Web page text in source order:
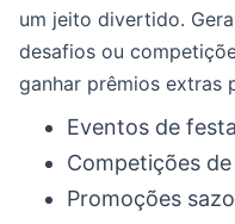
um jeito divertido.
desafios ou
ganhar prêmios extras
Eventos de
Competições
Promoções